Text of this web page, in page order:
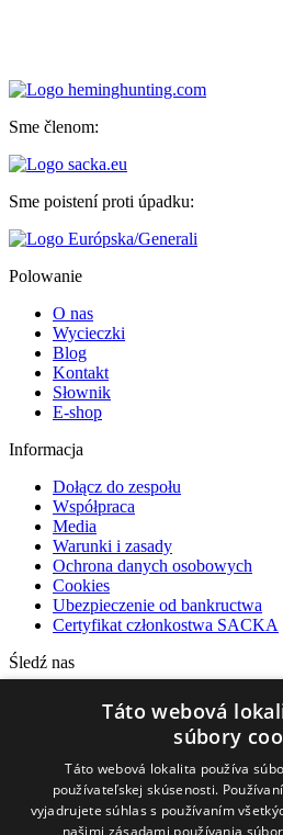
Sme členom:
Sme poistení proti úpadku:
Polowanie
O nas
Wycieczki
Blog
Kontakt
Słownik
E-shop
Informacja
Dołącz do zespołu
Współpraca
Media
Warunki i zasady
Ochrona danych osobowych
Cookies
Ubezpieczenie od bankructwa
Certyfikat członkostwa SACKA
Śledź nas
Facebook
Instagram
Nasi partnerzy
Táto webová
súbory
Táto webová lokalita používa
používateľskej skúsenosti.
vyjadrujete súhlas s používaním
našimi zásadami používania